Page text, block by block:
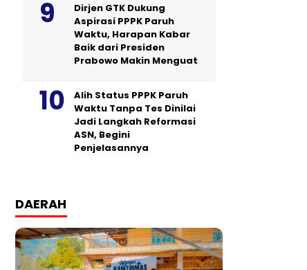
Dirjen GTK Dukung
Aspirasi PPPK Paruh
Waktu, Harapan Kabar
Baik dari Presiden
Prabowo Makin Menguat
Alih Status PPPK Paruh
Waktu Tanpa Tes Dinilai
Jadi Langkah Reformasi
ASN, Begini
Penjelasannya
DAERAH